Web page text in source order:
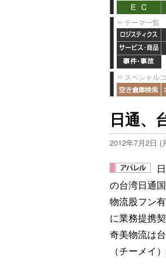
テーマ一覧
スペシャル
日通、
2012年7月2日 (
の台湾日通
物流股フン
に業務提携
奇美物流は
（チーメイ